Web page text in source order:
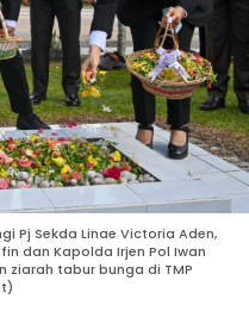
Pj Sekda Linae Victoria Aden,
dan Kapolda Irjen Pol Iwan
tabur bunga di TMP